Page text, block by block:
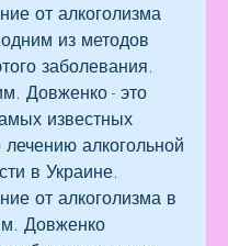
от алкоголизма
из методов
заболевания.
Довженко - это
известных
лечению алкогольной
в Украине.
от алкоголизма в
Довженко